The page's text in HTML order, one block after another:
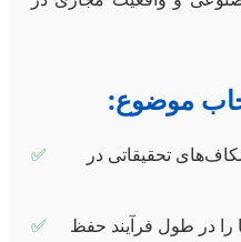
موضوع:
✅
تحقیقاتی در
✅
را در طول فرآیند حفظ